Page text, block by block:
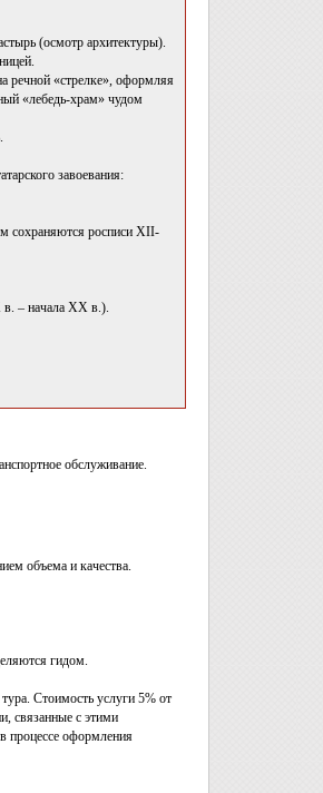
(осмотр архитектуры).
речной «стрелке», оформляя
«лебедь-храм» чудом
завоевания:
сохраняются росписи XII-
– начала XX в.).
обслуживание.
объема и качества.
гидом.
Стоимость услуги 5% от
связанные с этими
процессе оформления